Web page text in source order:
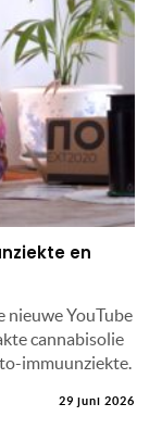
en
nieuwe YouTube
cannabisolie
immuunziekte.
29 juni 2026